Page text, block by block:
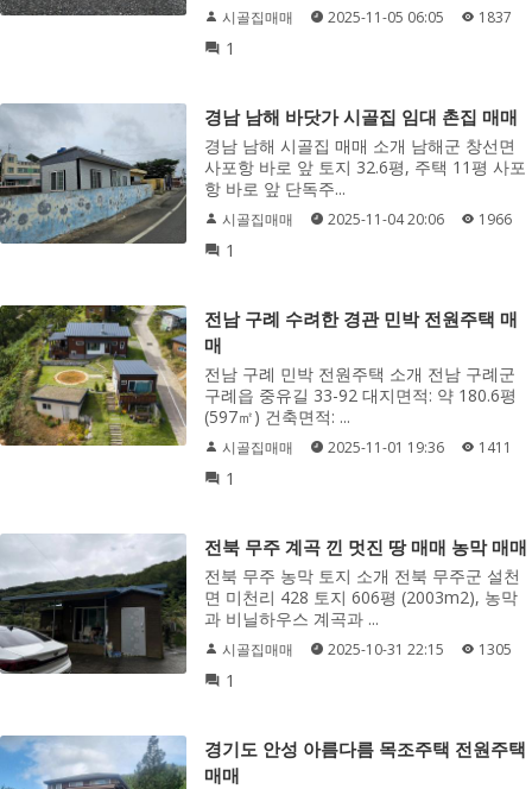
시골집매매 2025-11-05 06:05 1837
1
경남 남해 바닷가 시골집 임대 촌집 매매
경남 남해 시골집 매매 소개 남해군 창선면
사포항 바로 앞 토지 32.6평, 주택 11평 사포
항 바로 앞 단독주...
시골집매매 2025-11-04 20:06 1966
1
전남 구례 수려한 경관 민박 전원주택 매
매
전남 구례 민박 전원주택 소개 전남 구례군
구례읍 중유길 33-92 대지면적: 약 180.6평
(597㎡) 건축면적: ...
시골집매매 2025-11-01 19:36 1411
1
전북 무주 계곡 낀 멋진 땅 매매 농막 매매
전북 무주 농막 토지 소개 전북 무주군 설천
면 미천리 428 토지 606평 (2003m2), 농막
과 비닐하우스 계곡과 ...
시골집매매 2025-10-31 22:15 1305
1
경기도 안성 아름다름 목조주택 전원주택
매매